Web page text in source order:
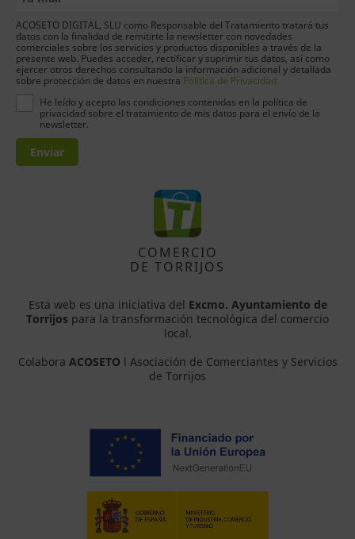
ACOSETO DIGITAL, SLU como Responsable del Tratamiento tratará tus
datos con la finalidad de remitirte la newsletter con novedades
comerciales sobre los servicios y productos disponibles a través de la
presente web. Puedes acceder, rectificar y suprimir tus datos, así como
ejercer otros derechos consultando la información adicional y detallada
sobre protección de datos en nuestra Política de Privacidad
He leído y acepto las condiciones contenidas en la política de
privacidad sobre el tratamiento de mis datos para el envío de la
newsletter.
Enviar
COMERCIO
DE TORRIJOS
Esta web es una iniciativa del Excmo. Ayuntamiento de
Torrijos para la transformación tecnológica del comercio
local.
Colabora ACOSETO l Asociación de Comerciantes y Servicios
de Torrijos